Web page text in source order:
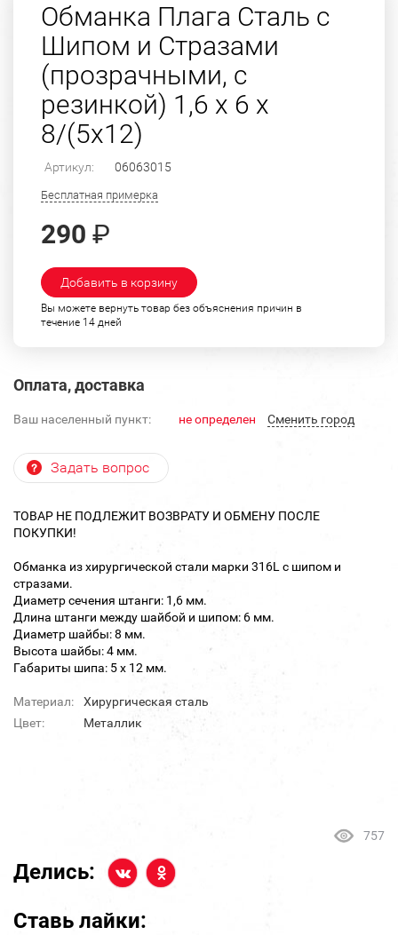
Обманка Плага Сталь с
Шипом и Стразами
(прозрачными, с
резинкой) 1,6 х 6 х
8/(5х12)
Артикул: 06063015
Бесплатная примерка
290 ₽
Добавить в корзину
Вы можете вернуть товар без объяснения причин в
течение 14 дней
Оплата, доставка
Ваш населенный пункт: не определен Cменить город
Задать вопрос
ТОВАР НЕ ПОДЛЕЖИТ ВОЗВРАТУ И ОБМЕНУ ПОСЛЕ
ПОКУПКИ!
Обманка из хирургической стали марки 316L с шипом и
стразами.
Диаметр сечения штанги: 1,6 мм.
Длина штанги между шайбой и шипом: 6 мм.
Диаметр шайбы: 8 мм.
Высота шайбы: 4 мм.
Габариты шипа: 5 х 12 мм.
Материал:
Хирургическая сталь
Цвет:
Металлик
757
Делись:
Ставь лайки: